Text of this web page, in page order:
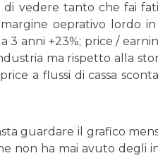
di vedere tanto che fai
margine oeprativo lordo
3 anni +23%; price /
ma rispetto alla
a flussi di cassa
guardare il grafico
non ha mai avuto degli